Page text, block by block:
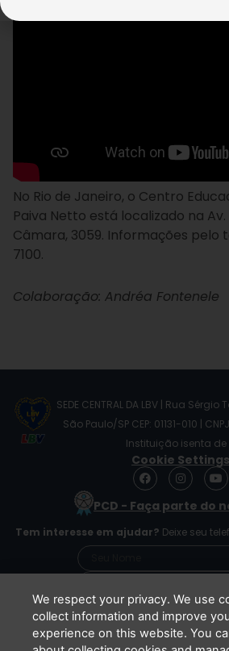
No Rio de Janeiro, o Centro
Paiva Netto está localizado na
Câmara, 3059. Informações pelo
7100.
Colaboração: Andréa Fontenele
SEDE CENTRAL DA LBV | Rua
São Paulo/SP CEP: 01131-010 |
Instituição isenta
Cookie Settings
F
a
e
o
o
I
n
s
t
g
r
m
Y
o
t
b
e
PCD - Faça parte do
Tem interesse em ajudar? Deixe seu
Li e concordo que minhas
We respect your privacy. We use
collect information and improve
experience on this website. You